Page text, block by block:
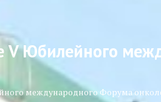
V Юбилейного
международного Форума